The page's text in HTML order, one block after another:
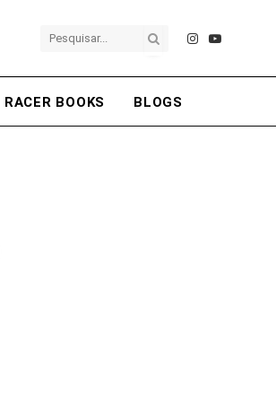
Instagram
YouTube
RACER BOOKS BLOGS